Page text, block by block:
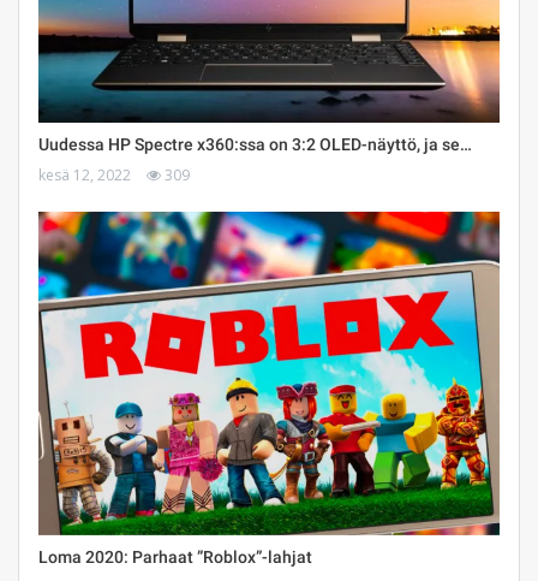
Uudessa HP Spectre x360:ssa on 3:2 OLED-näyttö, ja se…
kesä 12, 2022 309
Loma 2020: Parhaat ”Roblox”-lahjat